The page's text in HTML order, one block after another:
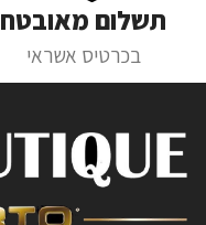
תשלום מאובטח
בכרטיס אשראי